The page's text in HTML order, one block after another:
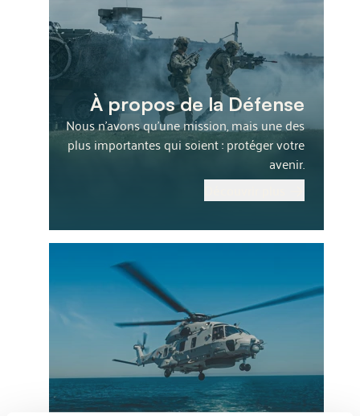
À propos de la Défense
Nous n’avons qu’une mission, mais une des
plus importantes qui soient : protéger votre
avenir.